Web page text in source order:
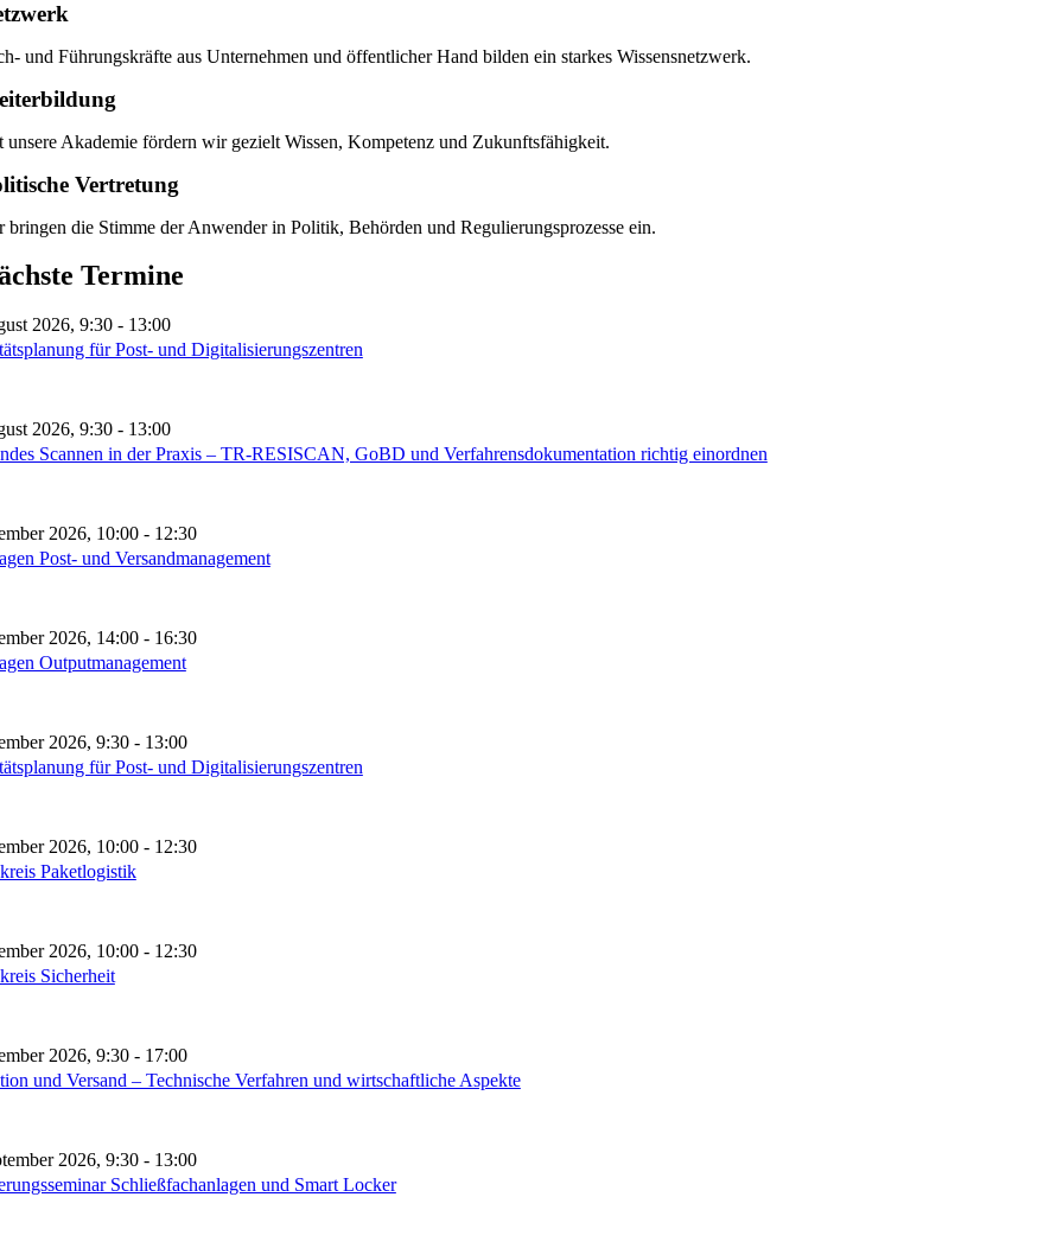
und Führungskräfte aus Unternehmen und öffentlicher Hand bilden ein starkes Wissensnetzwerk.
unsere Akademie fördern wir gezielt Wissen, Kompetenz und Zukunftsfähigkeit.
Vertretung
bringen die Stimme der Anwender in Politik, Behörden und Regulierungsprozesse ein.
Termine
2026, 9:30- 13:00
für Post- und Digitalisierungszentren
2026, 9:30- 13:00
Scannen in der Praxis – TR-RESISCAN, GoBD und Verfahrensdokumentation richtig einordnen
2026, 10:00- 12:30
Post- und Versandmanagement
2026, 14:00- 16:30
Outputmanagement
2026, 9:30- 13:00
für Post- und Digitalisierungszentren
2026, 10:00- 12:30
Paketlogistik
2026, 10:00- 12:30
Sicherheit
2026, 9:30- 17:00
und Versand – Technische Verfahren und wirtschaftliche Aspekte
2026, 9:30- 13:00
Schließfachanlagen und Smart Locker